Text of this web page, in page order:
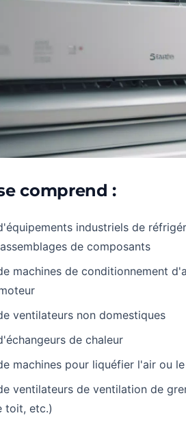
comprend :
industriels de
de composants
machines de conditionnement
ventilateurs non domestiques
de chaleur
machines pour liquéfier l'air ou
ventilateurs de ventilation de
toit, etc.)